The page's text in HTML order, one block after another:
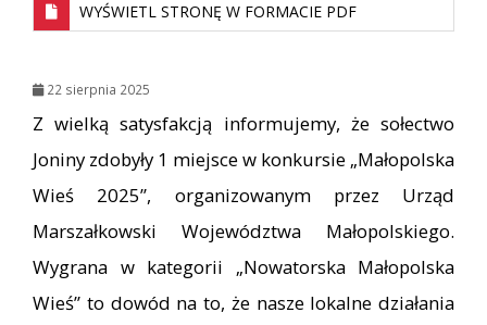
WYŚWIETL STRONĘ W FORMACIE PDF
22 sierpnia 2025
Z wielką satysfakcją informujemy, że sołectwo
Joniny zdobyły 1 miejsce w konkursie „Małopolska
Wieś 2025”, organizowanym przez Urząd
Marszałkowski Województwa Małopolskiego.
Wygrana w kategorii „Nowatorska Małopolska
Wieś” to dowód na to, że nasze lokalne działania